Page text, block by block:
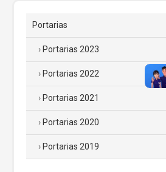
Portarias
Portarias 2023
Portarias 2022
Portarias 2021
Portarias 2020
Portarias 2019